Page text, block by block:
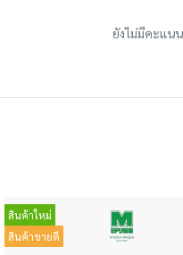
ยังไม่มีคะแน
สินค้าใหม่
สินค้าขายดี